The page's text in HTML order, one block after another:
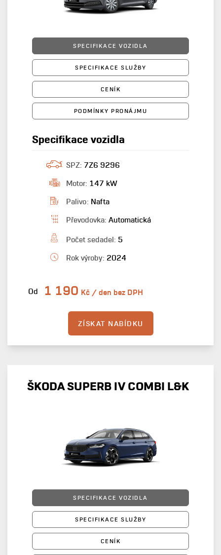
SPECIFIKACE VOZIDLA
SPECIFIKACE SLUŽBY
CENÍK
PODMÍNKY PRONÁJMU
Specifikace vozidla
SPZ: 7Z6 9296
Motor: 147 kW
Palivo: Nafta
Převodovka: Automatická
Počet sedadel: 5
Rok výroby: 2024
Od 1 190 Kč / den bez DPH
ZÍSKAT NABÍDKU
ŠKODA SUPERB IV COMBI L&K
SPECIFIKACE VOZIDLA
SPECIFIKACE SLUŽBY
CENÍK